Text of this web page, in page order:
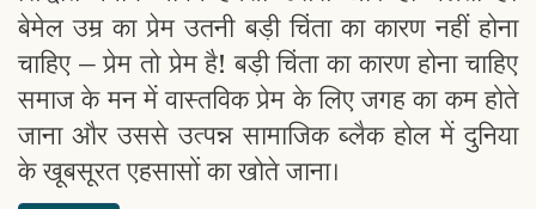
बेमेल उम्र का प्रेम उतनी बड़ी चिंता का कारण नहीं होना
चाहिए – प्रेम तो प्रेम है! बड़ी चिंता का कारण होना चाहिए
समाज के मन में वास्तविक प्रेम के लिए जगह का कम होते
जाना और उससे उत्पन्न सामाजिक ब्लैक होल में दुनिया
के खूबसूरत एहसासों का खोते जाना।